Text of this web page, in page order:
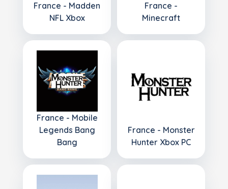
France - Madden
NFL Xbox
France -
Minecraft
France - Mobile
Legends Bang
Bang
France - Monster
Hunter Xbox PC